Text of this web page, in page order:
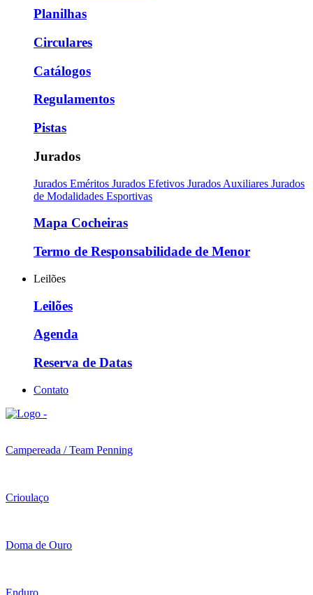
Planilhas
Circulares
Catálogos
Regulamentos
Pistas
Jurados
Jurados Eméritos Jurados Efetivos Jurados Auxiliares Jurados
de Modalidades Esportivas
Mapa Cocheiras
Termo de Responsabilidade de Menor
Leilões
Leilões
Agenda
Reserva de Datas
Contato
Campereada / Team Penning
Crioulaço
Doma de Ouro
Enduro